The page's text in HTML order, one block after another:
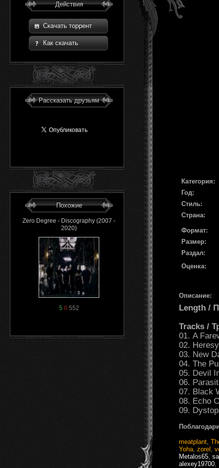
Действия
Скачать торрент
Как скачать
Рассказать друзьям
Похожие
Zero Degree - Discography (2007 -
2020)
5 0552
Категория:
Год:
Стиль:
Страна:
Формат:
Размер:
Раздал:
Оценка:
Описание:
Length /
Tracks /
01. A
02.
03. New
04. The
05. Devil
06.
07. Black
08. Echo
09.
meatplant
Yoha zorel
Metalos65
alexey19700